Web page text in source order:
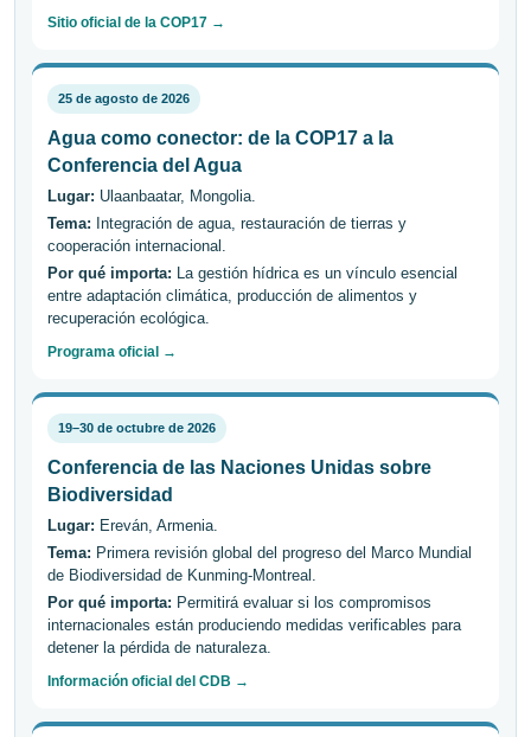
Sitio oficial de la COP17 →
25 de agosto de 2026
Agua como conector: de la COP17 a la
Conferencia del Agua
Lugar: Ulaanbaatar, Mongolia.
Tema: Integración de agua, restauración de tierras y
cooperación internacional.
Por qué importa: La gestión hídrica es un vínculo esencial
entre adaptación climática, producción de alimentos y
recuperación ecológica.
Programa oficial →
19–30 de octubre de 2026
Conferencia de las Naciones Unidas sobre
Biodiversidad
Lugar: Ereván, Armenia.
Tema: Primera revisión global del progreso del Marco Mundial
de Biodiversidad de Kunming-Montreal.
Por qué importa: Permitirá evaluar si los compromisos
internacionales están produciendo medidas verificables para
detener la pérdida de naturaleza.
Información oficial del CDB →